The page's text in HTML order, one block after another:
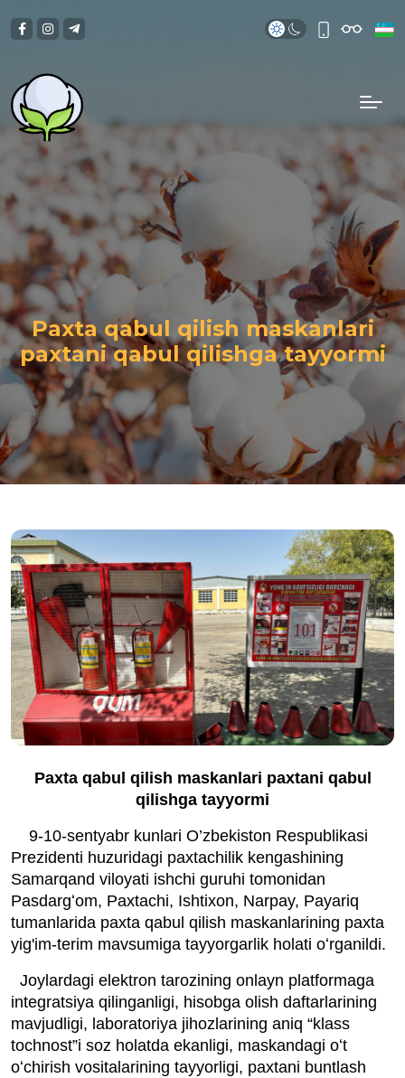
Paxta qabul qilish maskanlari
paxtani qabul qilishga tayyormi
Paxta qabul qilish maskanlari paxtani qabul
qilishga tayyormi
9-10-sentyabr kunlari O’zbekiston Respublikasi
Prezidenti huzuridagi paxtachilik kengashining
Samarqand viloyati ishchi guruhi tomonidan
Pasdargʻom, Paxtachi, Ishtixon, Narpay, Payariq
tumanlarida paxta qabul qilish maskanlarining paxta
yig'im-terim mavsumiga tayyorgarlik holati oʻrganildi.
Joylardagi elektron tarozining onlayn platformaga
integratsiya qilinganligi, hisobga olish daftarlarining
mavjudligi, laboratoriya jihozlarining aniq “klass
tochnost”i soz holatda ekanligi, maskandagi oʻt
oʻchirish vositalarining tayyorligi, paxtani buntlash